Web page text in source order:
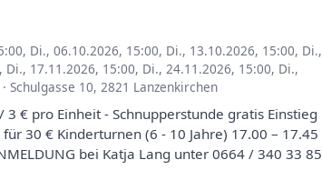
, Di., 06.10.2026, 15:00, Di., 13.10.2026, 15:00, Di.,
, Di., 17.11.2026, 15:00, Di., 24.11.2026, 15:00, Di.,
· Schulgasse 10, 2821 Lanzenkirchen
€ pro Einheit - Schnupperstunde gratis Einstieg
30 € Kinderturnen (6 - 10 Jahre) 17.00 – 17.45
bei Katja Lang unter 0664 / 340 33 85